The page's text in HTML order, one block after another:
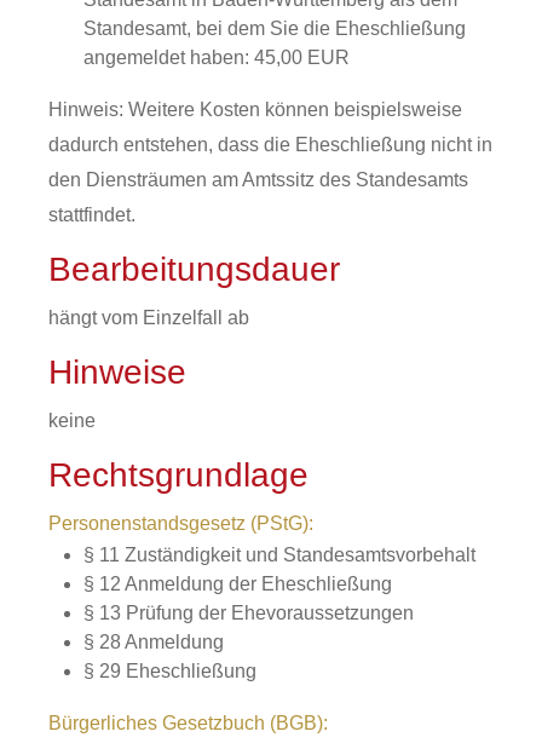
Standesamt, bei dem Sie die Eheschließung
angemeldet haben: 45,00 EUR
Hinweis: Weitere Kosten können beispielsweise
dadurch entstehen, dass die Eheschließung nicht in
den Diensträumen am Amtssitz des Standesamts
stattfindet.
Bearbeitungsdauer
hängt vom Einzelfall ab
Hinweise
keine
Rechtsgrundlage
Personenstandsgesetz (PStG):
§ 11 Zuständigkeit und Standesamtsvorbehalt
§ 12 Anmeldung der Eheschließung
§ 13 Prüfung der Ehevoraussetzungen
§ 28 Anmeldung
§ 29 Eheschließung
Bürgerliches Gesetzbuch (BGB):